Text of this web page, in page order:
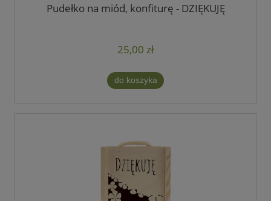
Pudełko na miód, konfiturę - DZIĘKUJĘ
25,00 zł
do koszyka